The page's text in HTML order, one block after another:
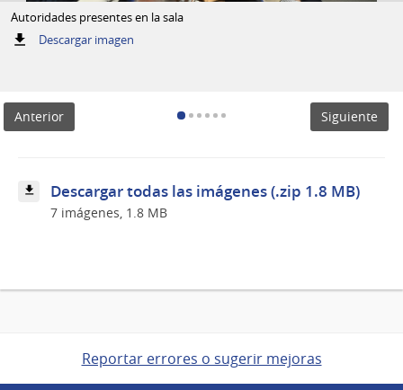
Autoridades presentes en la sala
Descargar imagen:
Anterior Siguiente
Descargar todas las imágenes (.zip 1.8 MB)
7 imágenes, 1.8 MB
Reportar errores o sugerir mejoras